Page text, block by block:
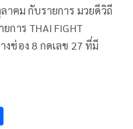
คม กับรายการ มวยดีวิถี
การ THAI FIGHT
งช่อง 8 กดเลข 27 ที่มี